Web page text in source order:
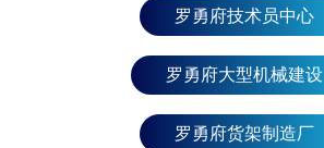
罗勇府技术员中心
罗勇府大型机械建设
罗勇府货架制造厂